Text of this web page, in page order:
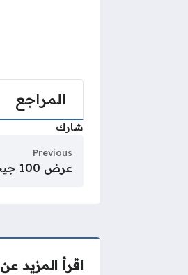
المراجع
شارك
Previous
عرض 100 جيجا من اتصالات ثلاث شهور الجديد
اقرأ المزيد عن